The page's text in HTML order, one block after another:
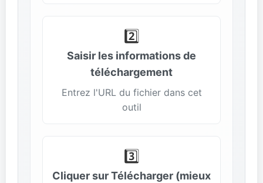
2️⃣
Saisir les informations de
téléchargement
Entrez l'URL du fichier dans cet
outil
3️⃣
Cliquer sur Télécharger (mieux